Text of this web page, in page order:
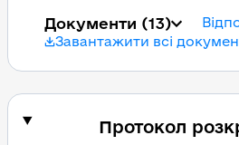
Документи (13)
Завантажити всі
Протокол